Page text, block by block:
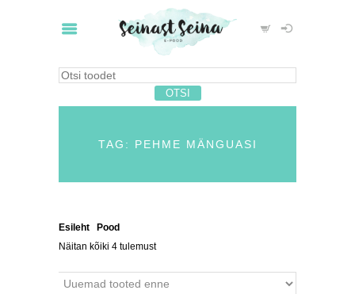
TAG: PEHME MÄNGUASI
Esileht Pood
Näitan kõiki 4 tulemust